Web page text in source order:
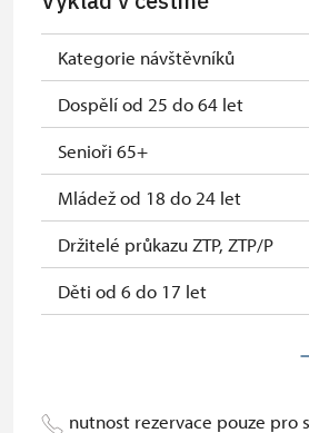
Průkaz zaměstnance NPÚ (+ až 3
rodinní příslušníci)
Průkaz Náš člověk *
* Platí pouze pro jednu osobu
(držitele průkazu)
Kategorie návštěvníků
Dospělí od 25 do 64 let
Senioři 65+
Mládež od 18 do 24 let
Držitelé průkazu ZTP, ZTP/P
Děti od 6 do 17 let
nutnost rezervace pouze pro